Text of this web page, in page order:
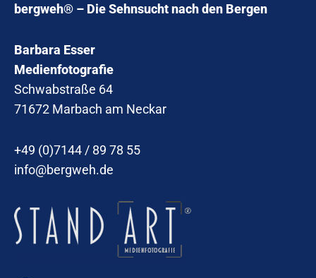
bergweh® – Die Sehnsucht nach den Bergen
Barbara Esser
Medienfotografie
Schwabstraße 64
71672 Marbach am Neckar
+49 (0)7144 / 89 78 55
info@bergweh.de